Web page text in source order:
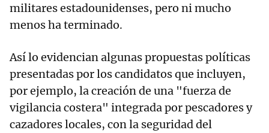
militares estadounidenses, pero ni mucho
menos ha terminado.
Así lo evidencian algunas propuestas políticas
presentadas por los candidatos que incluyen,
por ejemplo, la creación de una "fuerza de
vigilancia costera" integrada por pescadores y
cazadores locales, con la seguridad del